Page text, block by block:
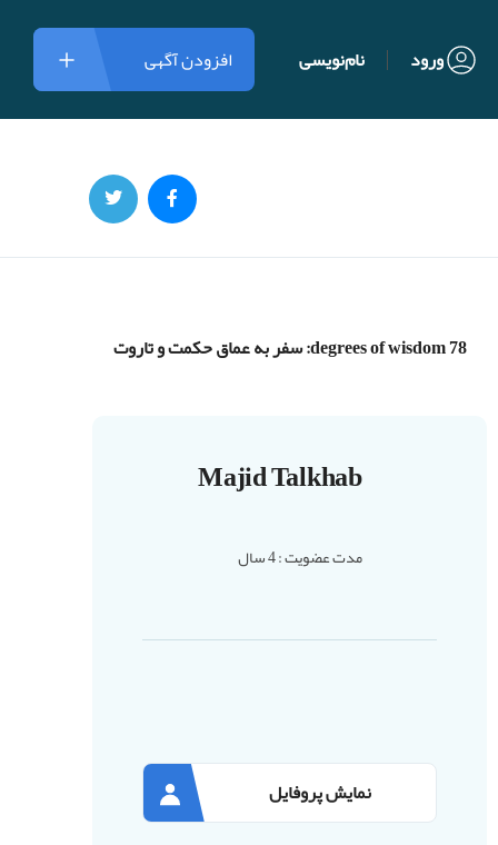
ورود نام‌نویسی افزودن آگهی
78 degrees of wisdom: سفر به عماق حکمت و تاروت
Majid Talkhab
مدت عضویت : 4 سال
نمایش پروفایل